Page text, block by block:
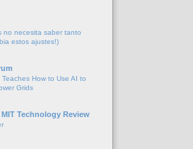
no necesita saber tanto
estos ajustes!)
How to Use AI to
Grids
Technology Review